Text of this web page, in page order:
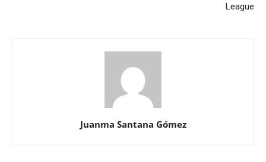
League
Juanma Santana Gómez